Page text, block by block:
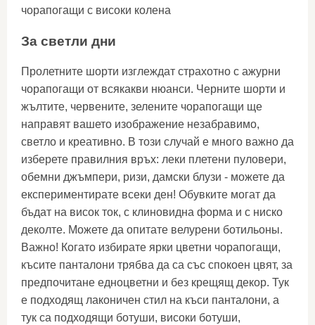
чорапогащи с високи колена
За светли дни
Пролетните шорти изглеждат страхотно с ажурни
чорапогащи от всякакви нюанси. Черните шорти и
жълтите, червените, зелените чорапогащи ще
направят вашето изображение незабравимо,
светло и креативно. В този случай е много важно да
изберете правилния връх: леки плетени пуловери,
обемни джъмпери, ризи, дамски блузи - можете да
експериментирате всеки ден! Обувките могат да
бъдат на висок ток, с клиновидна форма и с ниско
деколте. Можете да опитате велурени ботильоны.
Важно! Когато избирате ярки цветни чорапогащи,
късите панталони трябва да са със спокоен цвят, за
предпочитане едноцветни и без крещящ декор. Тук
е подходящ лаконичен стил на къси панталони, а
тук са подходящи ботуши, високи ботуши,